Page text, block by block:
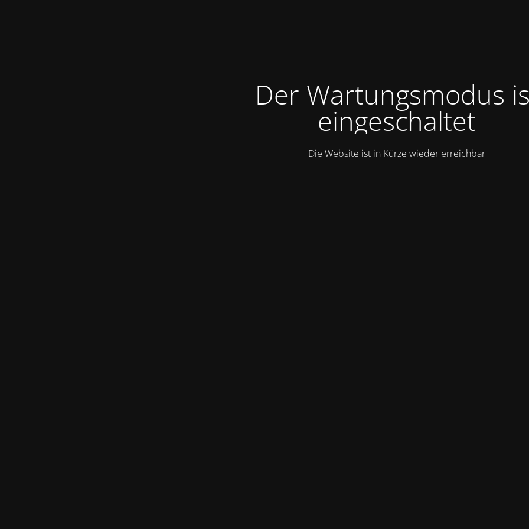
Der Wartungsmodus
eingeschaltet
Die Website ist in Kürze wieder erreichbar